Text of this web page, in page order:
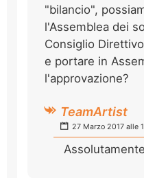
"bilancio",
l'Assemblea dei
Consiglio
e portare in
l'approvazione?
TeamArtist
27 Marzo 2017 alle